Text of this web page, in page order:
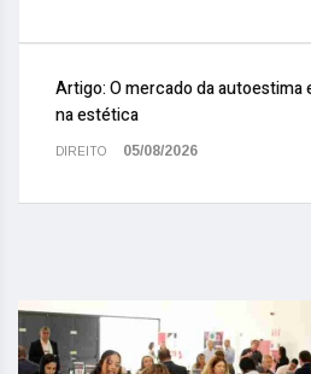
Artigo: O mercado da autoestima
na estética
DIREITO 05/08/2026